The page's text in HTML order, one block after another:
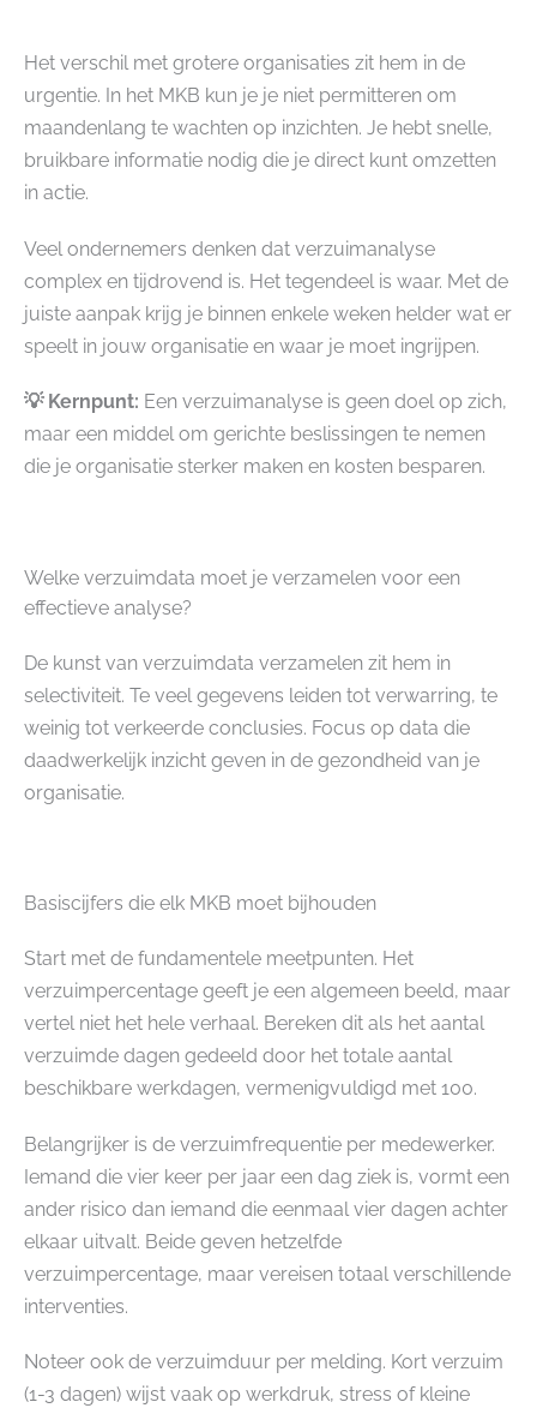
Het verschil met grotere organisaties zit hem in de
urgentie. In het MKB kun je je niet permitteren om
maandenlang te wachten op inzichten. Je hebt snelle,
bruikbare informatie nodig die je direct kunt omzetten
in actie.
Veel ondernemers denken dat verzuimanalyse
complex en tijdrovend is. Het tegendeel is waar. Met de
juiste aanpak krijg je binnen enkele weken helder wat er
speelt in jouw organisatie en waar je moet ingrijpen.
💡 Kernpunt: Een verzuimanalyse is geen doel op zich,
maar een middel om gerichte beslissingen te nemen
die je organisatie sterker maken en kosten besparen.
Welke verzuimdata moet je verzamelen voor een
effectieve analyse?
De kunst van verzuimdata verzamelen zit hem in
selectiviteit. Te veel gegevens leiden tot verwarring, te
weinig tot verkeerde conclusies. Focus op data die
daadwerkelijk inzicht geven in de gezondheid van je
organisatie.
Basiscijfers die elk MKB moet bijhouden
Start met de fundamentele meetpunten. Het
verzuimpercentage geeft je een algemeen beeld, maar
vertel niet het hele verhaal. Bereken dit als het aantal
verzuimde dagen gedeeld door het totale aantal
beschikbare werkdagen, vermenigvuldigd met 100.
Belangrijker is de verzuimfrequentie per medewerker.
Iemand die vier keer per jaar een dag ziek is, vormt een
ander risico dan iemand die eenmaal vier dagen achter
elkaar uitvalt. Beide geven hetzelfde
verzuimpercentage, maar vereisen totaal verschillende
interventies.
Noteer ook de verzuimduur per melding. Kort verzuim
(1-3 dagen) wijst vaak op werkdruk, stress of kleine